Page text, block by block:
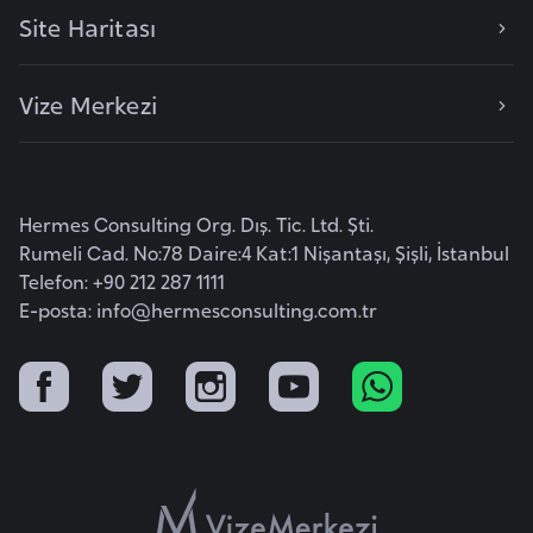
Site Haritası
Vize Merkezi
Hermes Consulting Org. Dış. Tic. Ltd. Şti.
Rumeli Cad. No:78 Daire:4 Kat:1 Nişantaşı, Şişli, İstanbul
Telefon: +90 212 287 1111
E-posta: info@hermesconsulting.com.tr
b
t
i
n
a
n